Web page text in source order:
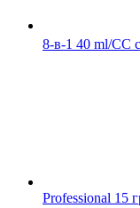
8-в-1 40 ml/CC
Professional 15